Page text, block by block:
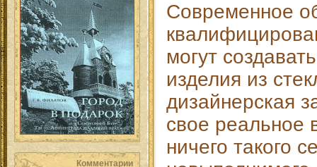
Комментарии
Современное
могут
изделия из
дизайнерская
свое реальное
ничего такого